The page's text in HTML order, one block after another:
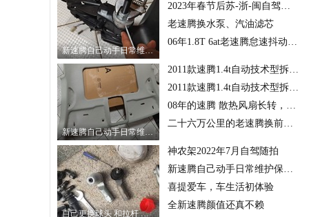
新速腾自己动手日常维护保养之《更换后视镜折叠电机》
2023年春节后苏-浙-闽自驾游随拍（二）
老速腾换水泵、汽油滤芯
06年1.8T 6at老速腾怠速抖动问题排查。
新速腾自己动手日常维护保养之《更换车顶饰板网格布》
2011款速腾1.4t自动技术型拆卸保养冷却风扇电子扇来了！
2011款速腾1.4t自动技术型拆卸保养发电机
08年的速腾 散热风扇长转，风扇不正常启动
二十六万公里的老速腾换前轮轴承记录
自己更换球头 和拉杆 检查轴承和半袖
神农架2022年7月自驾随拍
新速腾自己动手日常维护保养之《更换右前轮速传感器》
喜提爱车，车生活初体验
全新速腾颜值还真不赖